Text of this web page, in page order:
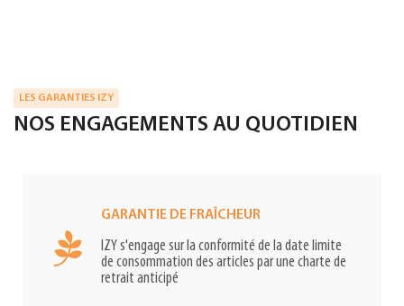
LES GARANTIES IZY
NOS ENGAGEMENTS AU QUOTIDIEN
GARANTIE DE FRAÎCHEUR
IZY s'engage sur la conformité de la date limite
de consommation des articles par une charte de
retrait anticipé